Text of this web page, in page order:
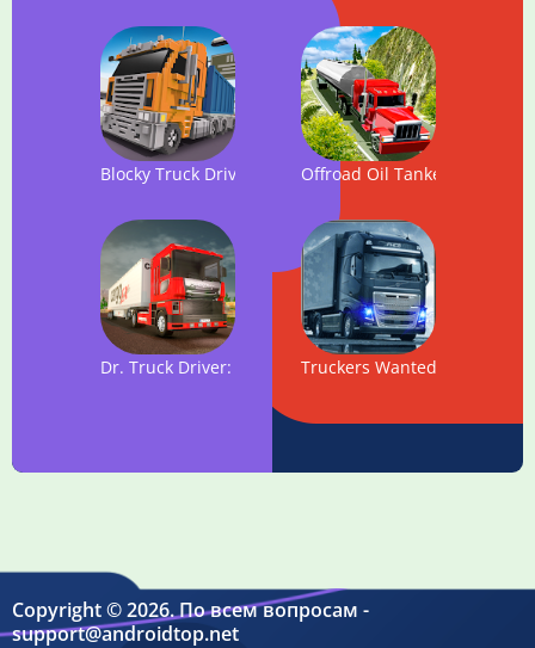
Blocky Truck Driver: Urban Transport
Offroad Oil Tanker
Dr. Truck Driver: Real Truck Simulator 3D
Truckers Wanted: Cargo
Copyright © 2026. По всем вопросам -
support@androidtop.net